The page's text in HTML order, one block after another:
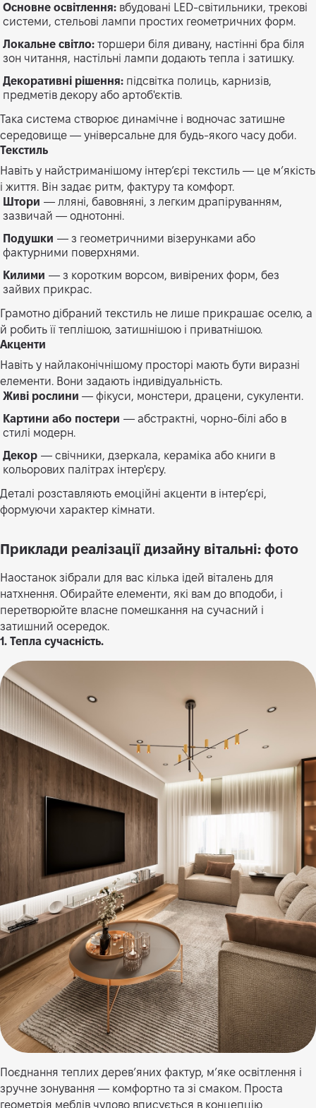
Основне освітлення: вбудовані LED-світильники, трекові
системи, стельові лампи простих геометричних форм.
Локальне світло:торшери біля дивану, настінні бра біля
зон читання, настільні лампи додають тепла і затишку.
Декоративні рішення: підсвітка полиць, карнизів,
предметів декору або артоб'єктів.
Така система створює динамічне і водночас затишне
середовище — універсальне для будь-якого часу доби.
Текстиль
Навіть у найстриманішому інтер’єрі текстиль — це м’якість
і життя. Він задає ритм, фактуру та комфорт.
Штори — лляні, бавовняні, з легким драпіруванням,
зазвичай — однотонні.
Подушки — з геометричними візерунками або
фактурними поверхнями.
Килими — з коротким ворсом, вивірених форм, без
зайвих прикрас.
Грамотно дібраний текстиль не лише прикрашає оселю, а
й робить її теплішою, затишнішою і приватнішою.
Акценти
Навіть у найлаконічнішому просторі мають бути виразні
елементи. Вони задають індивідуальність.
Живі рослини — фікуси, монстери, драцени, сукуленти.
Картини або постери — абстрактні, чорно-білі або в
стилі модерн.
Декор — свічники, дзеркала, кераміка або книги в
кольорових палітрах інтер'єру.
Деталі розставляють емоційні акценти в інтер’єрі,
формуючи характер кімнати.
Приклади реалізації дизайну вітальні: фото
Наостанок зібрали для вас кілька ідей віталень для
натхнення. Обирайте елементи, які вам до вподоби, і
перетворюйте власне помешкання на сучасний і
затишний осередок.
1. Тепла сучасність.
Поєднання теплих дерев’яних фактур, м’яке освітлення і
зручне зонування — комфортно та зі смаком. Проста
геометрія меблів чудово вписується в концепцію